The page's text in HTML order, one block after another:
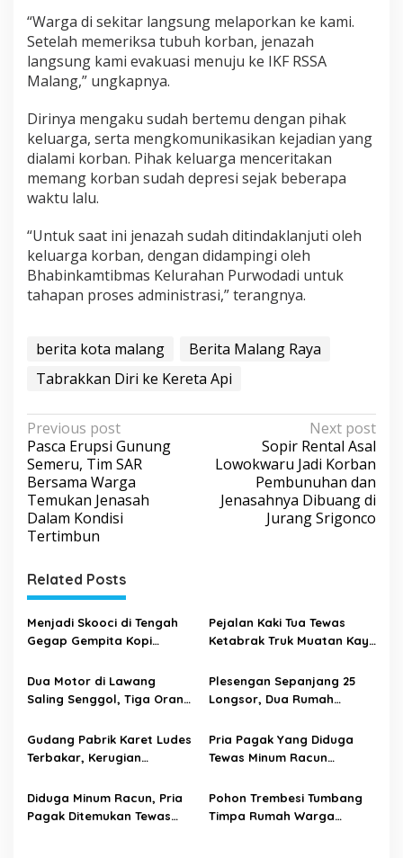
“Warga di sekitar langsung melaporkan ke kami.
Setelah memeriksa tubuh korban, jenazah
langsung kami evakuasi menuju ke IKF RSSA
Malang,” ungkapnya.
Dirinya mengaku sudah bertemu dengan pihak
keluarga, serta mengkomunikasikan kejadian yang
dialami korban. Pihak keluarga menceritakan
memang korban sudah depresi sejak beberapa
waktu lalu.
“Untuk saat ini jenazah sudah ditindaklanjuti oleh
keluarga korban, dengan didampingi oleh
Bhabinkamtibmas Kelurahan Purwodadi untuk
tahapan proses administrasi,” terangnya.
berita kota malang
Berita Malang Raya
Tabrakkan Diri ke Kereta Api
P
o
s
t
n
v
i
g
t
i
o
n
Previous post
Pasca Erupsi Gunung
Semeru, Tim SAR
Bersama Warga
Temukan Jenasah
Dalam Kondisi
Tertimbun
Next post
Sopir Rental Asal
Lowokwaru Jadi Korban
Pembunuhan dan
Jenasahnya Dibuang di
Jurang Srigonco
Related Posts
Menjadi Skooci di Tengah
Gegap Gempita Kopi
Pejalan Kaki Tua Tewas
Ketabrak Truk Muatan Kayu
Dua Motor di Lawang
Saling Senggol, Tiga Orang
Plesengan Sepanjang 25
Longsor, Dua Rumah
Ambrol
Gudang Pabrik Karet Ludes
Terbakar, Kerugian
Pria Pagak Yang Diduga
Tewas Minum Racun
Diduga Minum Racun, Pria
Pagak Ditemukan Tewas
Pohon Trembesi Tumbang
Timpa Rumah Warga